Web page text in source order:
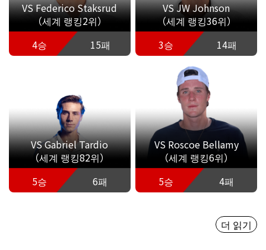
VS Federico Staksrud
（세계 랭킹2위）
4승
15패
VS JW Johnson
（세계 랭킹36위）
3승
14패
VS Gabriel Tardio
（세계 랭킹82위）
5승
6패
VS Roscoe Bellamy
（세계 랭킹6위）
5승
4패
더 읽기